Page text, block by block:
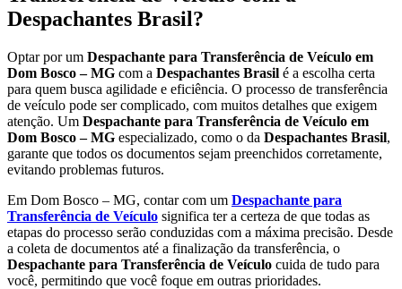
Despachantes Brasil?
Optar por um Despachante para Transferência de Veículo em
Dom Bosco – MG com a Despachantes Brasil é a escolha certa
para quem busca agilidade e eficiência. O processo de transferência
de veículo pode ser complicado, com muitos detalhes que exigem
atenção. Um Despachante para Transferência de Veículo em
Dom Bosco – MG especializado, como o da Despachantes Brasil,
garante que todos os documentos sejam preenchidos corretamente,
evitando problemas futuros.
Em Dom Bosco – MG, contar com um Despachante para
Transferência de Veículo significa ter a certeza de que todas as
etapas do processo serão conduzidas com a máxima precisão. Desde
a coleta de documentos até a finalização da transferência, o
Despachante para Transferência de Veículo cuida de tudo para
você, permitindo que você foque em outras prioridades.